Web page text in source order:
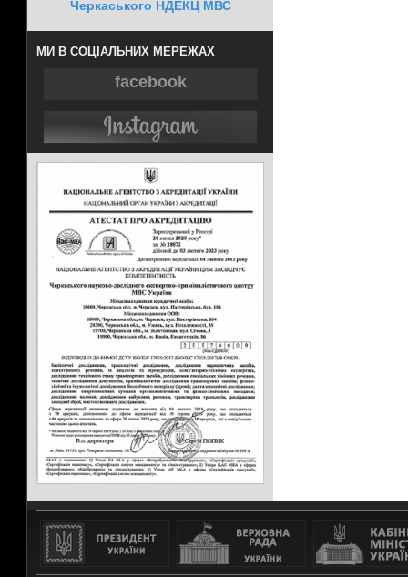
Черкаського НДЕКЦ МВС
МИ В СОЦІАЛЬНИХ МЕРЕЖАХ
facebook